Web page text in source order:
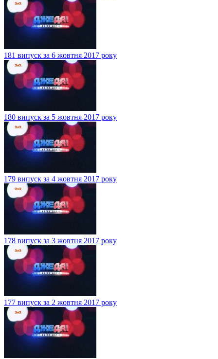
181 випуск за 6 жовтня 2017 року
180 випуск за 5 жовтня 2017 року
179 випуск за 4 жовтня 2017 року
178 випуск за 3 жовтня 2017 року
177 випуск за 2 жовтня 2017 року